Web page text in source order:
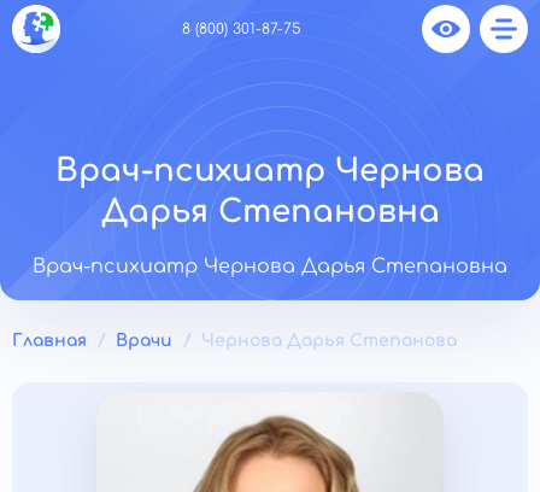
8 (800) 301-87-75
Врач-психиатр Чернова
Дарья Степановна
Врач-психиатр Чернова Дарья Степановна
Главная Врачи Чернова Дарья Степанова